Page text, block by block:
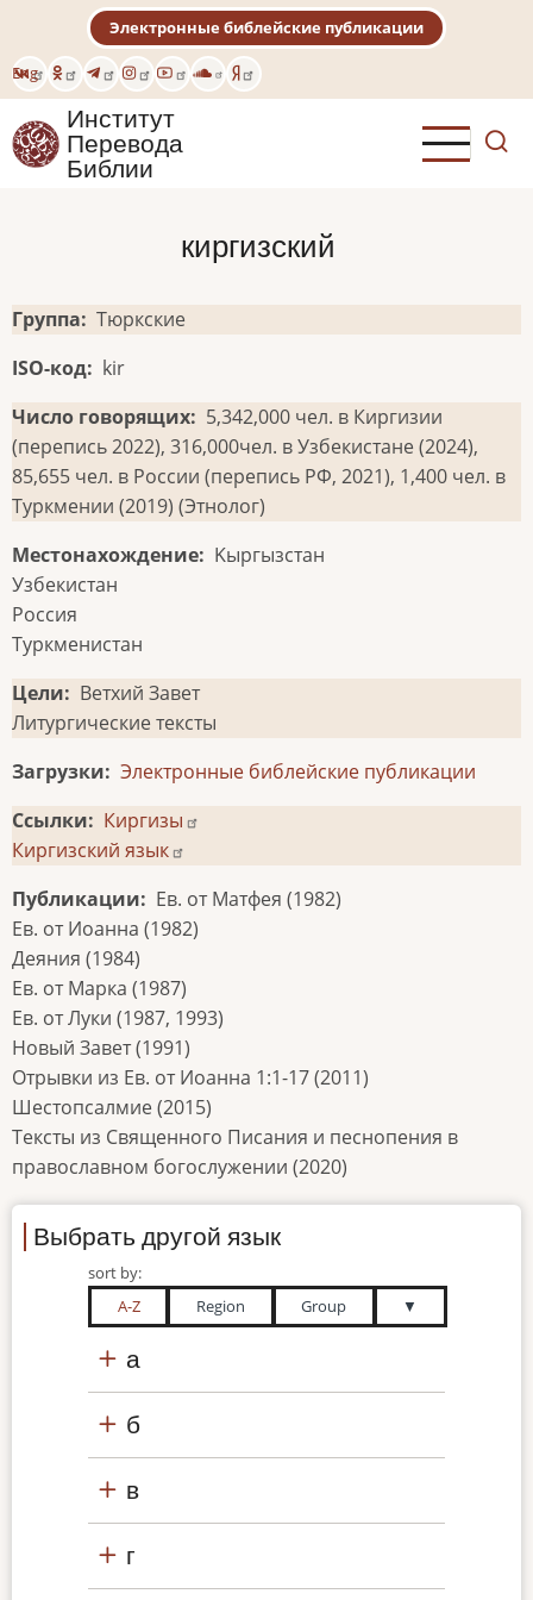
основному
содержанию
Eng
Электронные библейские публикации
Институт
Перевода
Библии
киргизский
Группа
Тюркские
ISO-код
kir
Число говорящих
5,342,000 чел. в Киргизии
(перепись 2022), 316,000чел. в Узбекистане (2024),
85,655 чел. в России (перепись РФ, 2021), 1,400 чел. в
Туркмении (2019) (Этнолог)
Местонахождение
Kыргызстан
Узбекистан
Россия
Туркменистан
Цели
Ветхий Завет
Литургические тексты
Загрузки
Электронные библейские публикации
Ссылки
Киргизы
Киргизский язык
Публикации
Ев. от Матфея (1982)
Ев. от Иоанна (1982)
Деяния (1984)
Ев. от Марка (1987)
Ев. от Луки (1987, 1993)
Новый Завет (1991)
Отрывки из Ев. от Иоанна 1:1-17 (2011)
Шестопсалмие (2015)
Тексты из Священного Писания и песнопения в
православном богослужении (2020)
Выбрать другой язык
sort by:
A-Z
Region Group ▼
а
б
в
г